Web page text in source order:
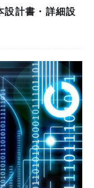
設計書・詳細設